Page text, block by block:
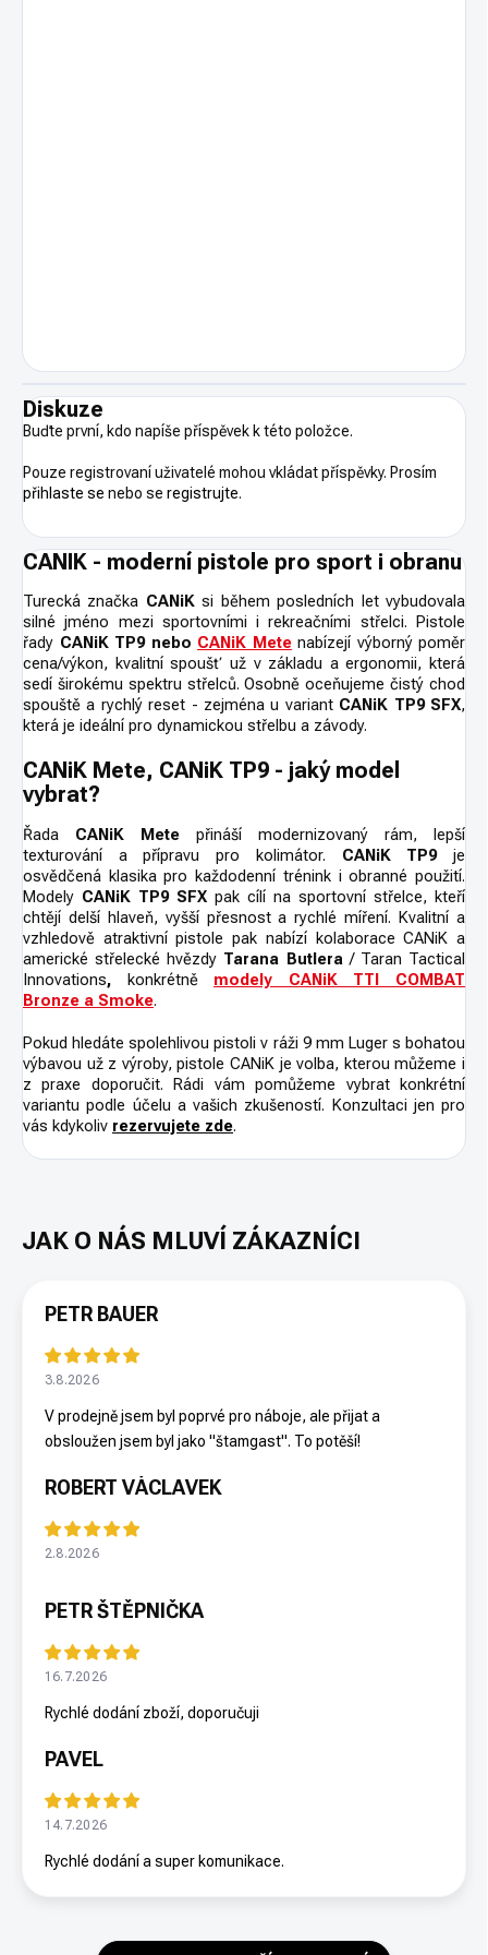
Diskuze
Buďte první, kdo napíše příspěvek k této položce.
Pouze registrovaní uživatelé mohou vkládat příspěvky. Prosím
přihlaste se nebo se registrujte.
CANIK - moderní pistole pro sport i obranu
Turecká značka CANiKsi během posledních let vybudovala
silné jméno mezi sportovními i rekreačními střelci. Pistole
řady CANiK TP9 nebo CANiK Mete nabízejí výborný poměr
cena/výkon, kvalitní spoušť už v základu a ergonomii, která
sedí širokému spektru střelců. Osobně oceňujeme čistý chod
spouště a rychlý reset - zejména u variant CANiK TP9 SFX,
která je ideální pro dynamickou střelbu a závody.
CANiK Mete, CANiK TP9 - jaký model
vybrat?
Řada CANiK Mete přináší modernizovaný rám, lepší
texturování a přípravu pro kolimátor. CANiK TP9je
osvědčená klasika pro každodenní trénink i obranné použití.
Modely CANiK TP9 SFX pak cílí na sportovní střelce, kteří
chtějí delší hlaveň, vyšší přesnost a rychlé míření. Kvalitní a
vzhledově atraktivní pistole pak nabízí kolaborace CANiK a
americké střelecké hvězdy Tarana Butlera/ Taran Tactical
Innovations, konkrétně
modely CANiK TTI COMBAT
Bronze a Smoke.
Pokud hledáte spolehlivou pistoli v ráži 9 mm Luger s bohatou
výbavou už z výroby, pistole CANiK je volba, kterou můžeme i
z praxe doporučit. Rádi vám pomůžeme vybrat konkrétní
variantu podle účelu a vašich zkušeností. Konzultaci jen pro
vás kdykoliv rezervujete zde.
PETR BAUER
3.8.2026
V prodejně jsem byl poprvé pro náboje, ale přijat a
obsloužen jsem byl jako "štamgast". To potěší!
ROBERT VÁCLAVEK
2.8.2026
PETR ŠTĚPNIČKA
16.7.2026
Rychlé dodání zboží, doporučuji
PAVEL
14.7.2026
Rychlé dodání a super komunikace.